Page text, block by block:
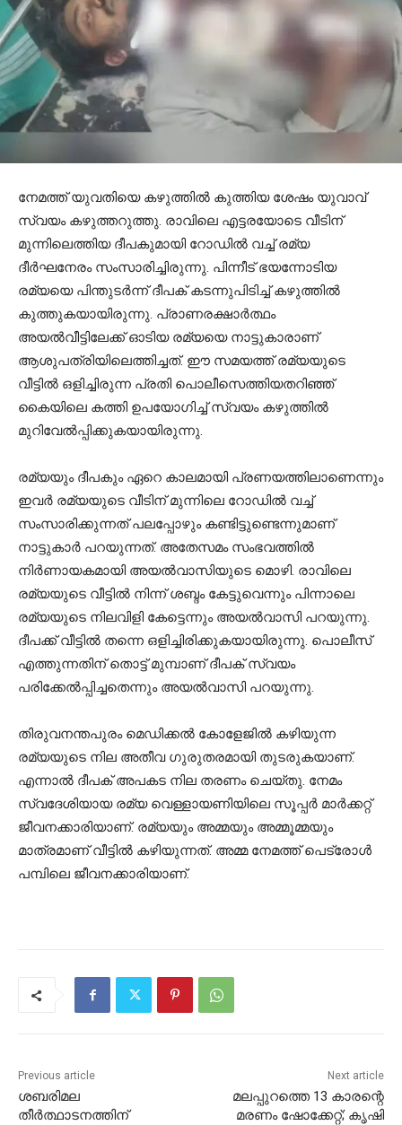
നേമത്ത് യുവതിയെ കഴുത്തിൽ കുത്തിയ ശേഷം യുവാവ്
സ്വയം കഴുത്തറുത്തു. രാവിലെ എട്ടരയോടെ വീടിന്
മുന്നിലെത്തിയ ദീപകുമായി റോഡിൽ വച്ച് രമ്യ
ദീർഘനേരം സംസാരിച്ചിരുന്നു. പിന്നീട് ഭയന്നോടിയ
രമ്യയെ പിന്തുടർന്ന് ദീപക് കടന്നുപിടിച്ച് കഴുത്തിൽ
കുത്തുകയായിരുന്നു. പ്രാണരക്ഷാർത്ഥം
അയൽവീട്ടിലേക്ക് ഓടിയ രമ്യയെ നാട്ടുകാരാണ്
ആശുപത്രിയിലെത്തിച്ചത്. ഈ സമയത്ത് രമ്യയുടെ
വീട്ടിൽ ഒളിച്ചിരുന്ന പ്രതി പൊലീസെത്തിയതറിഞ്ഞ്
കൈയിലെ കത്തി ഉപയോഗിച്ച് സ്വയം കഴുത്തിൽ
മുറിവേൽപ്പിക്കുകയായിരുന്നു.
രമ്യയും ദീപകും ഏറെ കാലമായി പ്രണയത്തിലാണെന്നും
ഇവർ രമ്യയുടെ വീടിന് മുന്നിലെ റോഡിൽ വച്ച്
സംസാരിക്കുന്നത് പലപ്പോഴും കണ്ടിട്ടുണ്ടെന്നുമാണ്
നാട്ടുകാർ പറയുന്നത്. അതേസമം സംഭവത്തിൽ
നിർണായകമായി അയൽവാസിയുടെ മൊഴി. രാവിലെ
രമ്യയുടെ വീട്ടിൽ നിന്ന് ശബ്ദം കേട്ടുവെന്നും പിന്നാലെ
രമ്യയുടെ നിലവിളി കേട്ടെന്നും അയൽവാസി പറയുന്നു.
ദീപക്ക് വീട്ടിൽ തന്നെ ഒളിച്ചിരിക്കുകയായിരുന്നു. പൊലീസ്
എത്തുന്നതിന് തൊട്ട് മുമ്പാണ് ദീപക് സ്വയം
പരിക്കേൽപ്പിച്ചതെന്നും അയൽവാസി പറയുന്നു.
തിരുവനന്തപുരം മെഡിക്കൽ കോളേജിൽ കഴിയുന്ന
രമ്യയുടെ നില അതീവ ഗുരുതരമായി തുടരുകയാണ്.
എന്നാൽ ദീപക് അപകട നില തരണം ചെയ്തു. നേമം
സ്വദേശിയായ രമ്യ വെള്ളായണിയിലെ സൂപ്പർ മാർക്കറ്റ്
ജീവനക്കാരിയാണ്. രമ്യയും അമ്മയും അമ്മൂമ്മയും
മാത്രമാണ് വീട്ടിൽ കഴിയുന്നത്. അമ്മ നേമത്ത് പെട്രോൾ
പമ്പിലെ ജീവനക്കാരിയാണ്.
Previous article
ശബരിമല
തീർത്ഥാടനത്തിന്
Next article
മലപ്പുറത്തെ 13 കാരന്റെ
മരണം ഷോക്കേറ്റ്; കൃഷി